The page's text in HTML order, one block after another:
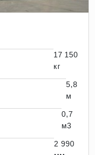
17 150
кг
5,8
м
0,7
м3
2 990